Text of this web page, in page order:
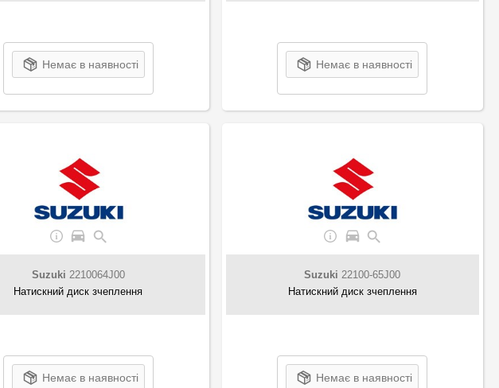
Немає в наявності Немає в наявності
Suzuki 2210064J00
Натискний диск зчеплення
Немає в наявності
Suzuki 22100-65J00
Натискний диск зчеплення
Немає в наявності